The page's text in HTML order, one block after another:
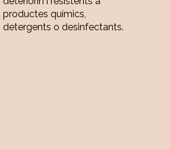
productes químics,
detergents o desinfectants.